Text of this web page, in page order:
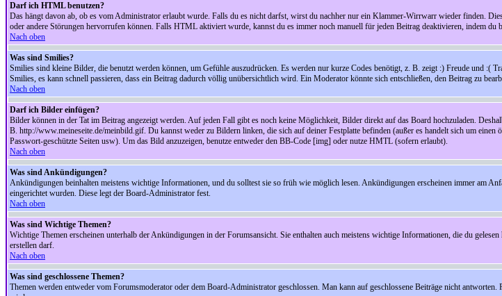
Darf ich HTML benutzen?
Das hängt davon ab, ob es vom Administrator erlaubt wurde. Falls du es nicht darfst, wirst du nachher nur ein Klammer-Wirrwarr wieder finden.
oder andere Störungen hervorrufen können. Falls HTML aktiviert wurde, kannst du es immer noch manuell für jeden Beitrag deaktivieren, indem du
Nach oben
Was sind Smilies?
Smilies sind kleine Bilder, die benutzt werden können, um Gefühle auszudrücken. Es werden nur kurze Codes benötigt, z. B. zeigt :) Freude und :(
Smilies, es kann schnell passieren, dass ein Beitrag dadurch völlig unübersichtlich wird. Ein Moderator könnte sich entschließen, den Beitrag zu
Nach oben
Darf ich Bilder einfügen?
Bilder können in der Tat im Beitrag angezeigt werden. Auf jeden Fall gibt es noch keine Möglichkeit, Bilder direkt auf das Board hochzuladen.
B. http://www.meineseite.de/meinbild.gif. Du kannst weder zu Bildern linken, die sich auf deiner Festplatte befinden (außer es handelt sich um
Passwort-geschützte Seiten usw). Um das Bild anzuzeigen, benutze entweder den BB-Code [img] oder nutze HMTL (sofern erlaubt).
Nach oben
Was sind Ankündigungen?
Ankündigungen beinhalten meistens wichtige Informationen, und du solltest sie so früh wie möglich lesen. Ankündigungen erscheinen immer am
eingerichtet wurden. Diese legt der Board-Administrator fest.
Nach oben
Was sind Wichtige Themen?
Wichtige Themen erscheinen unterhalb der Ankündigungen in der Forumsansicht. Sie enthalten auch meistens wichtige Informationen, die du
erstellen darf.
Nach oben
Was sind geschlossene Themen?
Themen werden entweder vom Forumsmoderator oder dem Board-Administrator geschlossen. Man kann auf geschlossene Beiträge nicht